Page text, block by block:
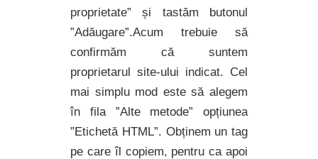
proprietate” și tastăm butonul
”Adăugare”.Acum trebuie să
confirmăm că suntem
proprietarul site-ului indicat. Cel
mai simplu mod este să alegem
în fila ”Alte metode” opțiunea
”Etichetă HTML”. Obținem un tag
pe care îl copiem, pentru ca apoi